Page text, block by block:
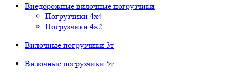
Внедорожные вилочные погрузчики
Погрузчики 4х4
Погрузчики 4х2
Вилочные погрузчики 3т
Вилочные погрузчики 5т